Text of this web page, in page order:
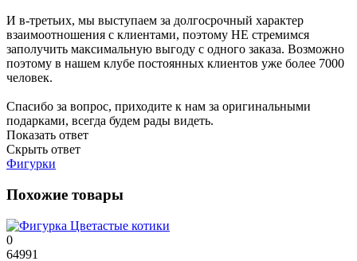
И в-третьих, мы выступаем за долгосрочный характер
взаимоотношения с клиентами, поэтому НЕ стремимся
заполучить максимальную выгоду с одного заказа. Возможно
поэтому в нашем клубе постоянных клиентов уже более 7000
человек.
Спасибо за вопрос, приходите к нам за оригинальными
подарками, всегда будем рады видеть.
Показать ответ
Скрыть ответ
Фигурки
Похожие товары
0
64991